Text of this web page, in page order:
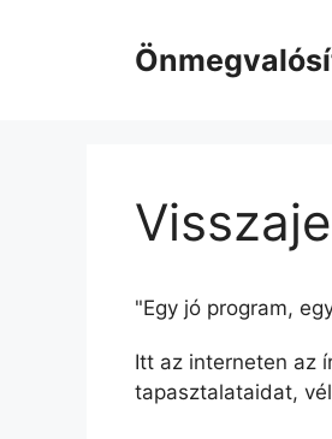
"Egy jó program,
Itt az interneten az
tapasztalataidat,